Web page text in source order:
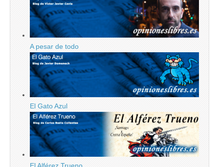
A pesar de todo
El Gato Azul